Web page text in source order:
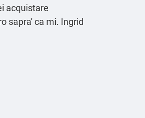
acquistare
sapra' ca mi. Ingrid